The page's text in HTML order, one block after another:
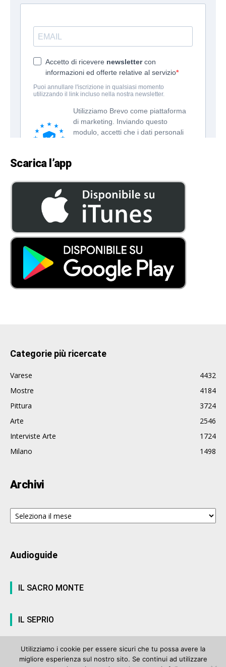
Scarica l’app
Categorie più ricercate
Varese
4432
Mostre
4184
Pittura
3724
Arte
2546
Interviste Arte
1724
Milano
1498
Archivi
Archivi
Audioguide
IL SACRO MONTE
IL SEPRIO
Utilizziamo i cookie per essere sicuri che tu possa avere la
migliore esperienza sul nostro sito. Se continui ad utilizzare